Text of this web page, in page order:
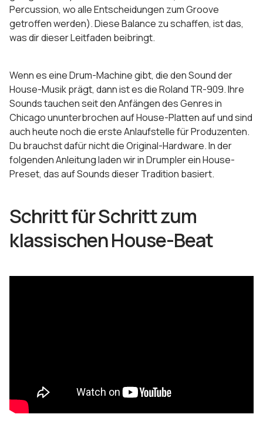
Percussion, wo alle Entscheidungen zum Groove
getroffen werden). Diese Balance zu schaffen, ist das,
was dir dieser Leitfaden beibringt.
Wenn es eine Drum-Machine gibt, die den Sound der
House-Musik prägt, dann ist es die Roland TR-909. Ihre
Sounds tauchen seit den Anfängen des Genres in
Chicago ununterbrochen auf House-Platten auf und sind
auch heute noch die erste Anlaufstelle für Produzenten.
Du brauchst dafür nicht die Original-Hardware. In der
folgenden Anleitung laden wir in Drumpler ein House-
Preset, das auf Sounds dieser Tradition basiert.
Schritt für Schritt zum
klassischen House-Beat